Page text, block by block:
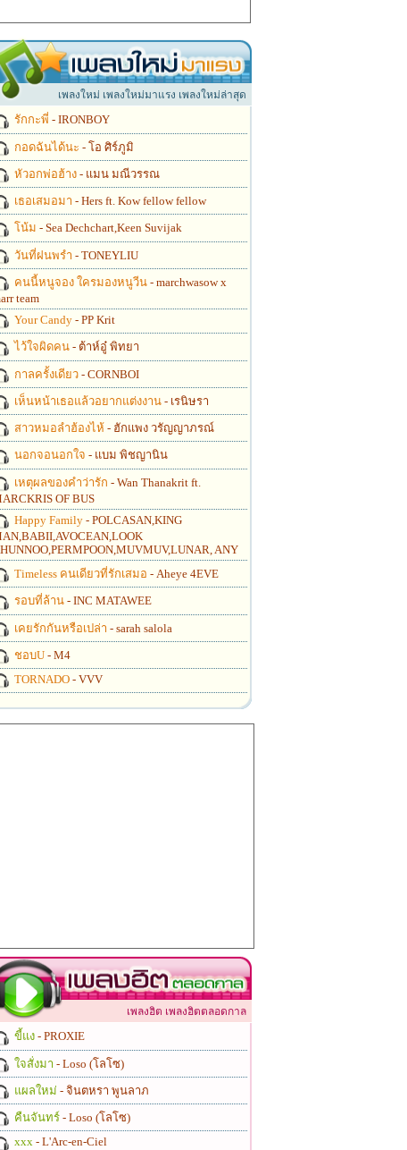
เพลงใหม่ เพลงใหม่มาแรง เพลงใหม่ล่าสุด
รักกะพี่ - IRONBOY
กอดฉันได้นะ - โอ ศิร์ภูมิ
หัวอกพ่อฮ้าง - แมน มณีวรรณ
เธอเสมอมา - Hers ft. Kow fellow fellow
โน้ม - Sea Dechchart,Keen Suvijak
วันที่ฝนพรำ - TONEYLIU
คนนี้หนูจอง ใครมองหนูวีน - marchwasow x
team
Your Candy - PP Krit
ไว้ใจผิดคน - ต้าห์อู๋ พิทยา
กาลครั้งเดียว - CORNBOI
เห็นหน้าเธอแล้วอยากแต่งงาน - เรนิษรา
สาวหมอลำฮ้องไห้ - ฮักแพง วรัญญาภรณ์
นอกจอนอกใจ - แบม พิชญานิน
เหตุผลของคำว่ารัก - Wan Thanakrit ft.
OF BUS
Happy Family - POLCASAN,KING
ANY
Timeless คนเดียวที่รักเสมอ - Aheye 4EVE
รอบที่ล้าน - INC MATAWEE
เคยรักกันหรือเปล่า - sarah salola
ชอบU - M4
TORNADO - VVV
เพลงฮิต เพลงฮิตตลอดกาล
ขี้แง - PROXIE
ใจสั่งมา - Loso (โลโซ)
แผลใหม่ - จินตหรา พูนลาภ
คืนจันทร์ - Loso (โลโซ)
xxx - L'Arc-en-Ciel